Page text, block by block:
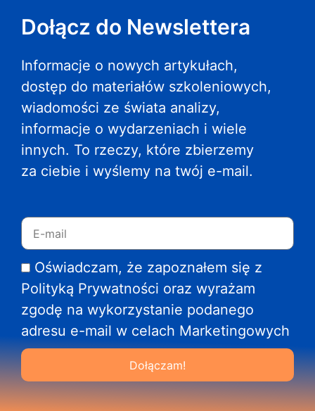
Dołącz do Newslettera
Informacje o nowych artykułach,
dostęp do materiałów szkoleniowych,
wiadomości ze świata analizy,
informacje o wydarzeniach i wiele
innych. To rzeczy, które zbierzemy
za ciebie i wyślemy na twój e-mail.
Oświadczam, że zapoznałem się z
Polityką Prywatności oraz wyrażam
zgodę na wykorzystanie podanego
adresu e-mail w celach Marketingowych
Dołączam!